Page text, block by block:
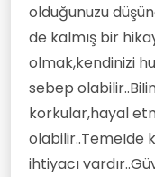
olduğunuzu
de kalmış bir
olmak,kendinizi
sebep
korkular,hayal
olabilir..TemeIde
ihtiyacı